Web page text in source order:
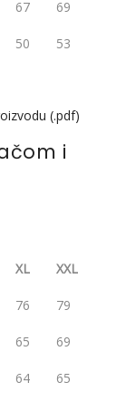
67 69
50 53
(.pdf)
i
XL XXL
76 79
65 69
64 65